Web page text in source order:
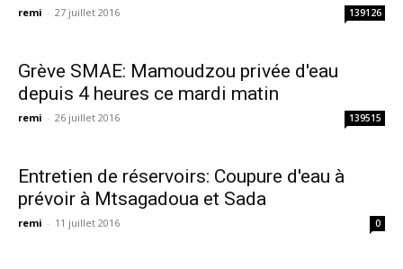
remi - 27 juillet 2016 139126
Grève SMAE: Mamoudzou privée d'eau
depuis 4 heures ce mardi matin
remi - 26 juillet 2016 139515
Entretien de réservoirs: Coupure d'eau à
prévoir à Mtsagadoua et Sada
remi - 11 juillet 2016 0